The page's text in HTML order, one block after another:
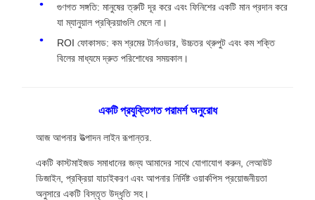
গুণগত সঙ্গতি: মানুষের ত্রুটি দূর করে এবং ফিনিশের একটি মান প্রদান করে
যা ম্যানুয়াল প্রক্রিয়াগুলি মেলে না।
ROI ফোকাসড: কম শ্রমের টার্নওভার, উচ্চতর থ্রুপুট এবং কম শক্তি
বিলের মাধ্যমে দ্রুত পরিশোধের সময়কাল।
একটি প্রযুক্তিগত পরামর্শ অনুরোধ
আজ আপনার উত্পাদন লাইন রূপান্তর.
একটি কাস্টমাইজড সমাধানের জন্য আমাদের সাথে যোগাযোগ করুন, লেআউট
ডিজাইন, প্রক্রিয়া যাচাইকরণ এবং আপনার নির্দিষ্ট ওয়ার্কপিস প্রয়োজনীয়তা
অনুসারে একটি বিস্তৃত উদ্ধৃতি সহ।